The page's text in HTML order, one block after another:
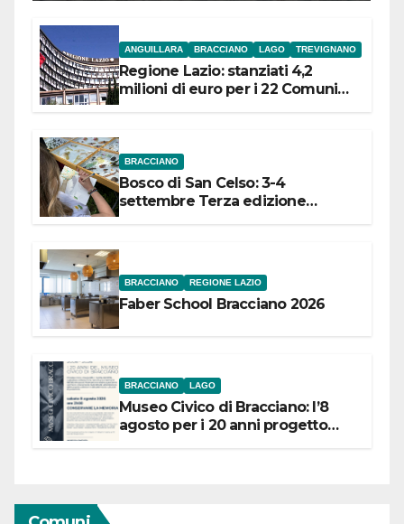
ANGUILLARA BRACCIANO LAGO TREVIGNANO
Regione Lazio: stanziati 4,2
milioni di euro per i 22 Comuni
BRACCIANO
Bosco di San Celso: 3-4
settembre Terza edizione
BRACCIANO REGIONE LAZIO
Faber School Bracciano 2026
BRACCIANO LAGO
Museo Civico di Bracciano: l’8
agosto per i 20 anni progetto